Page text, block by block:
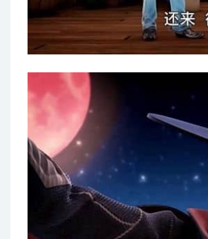
第24集 替身风云
第25集 全权委托
第26集 权势之争